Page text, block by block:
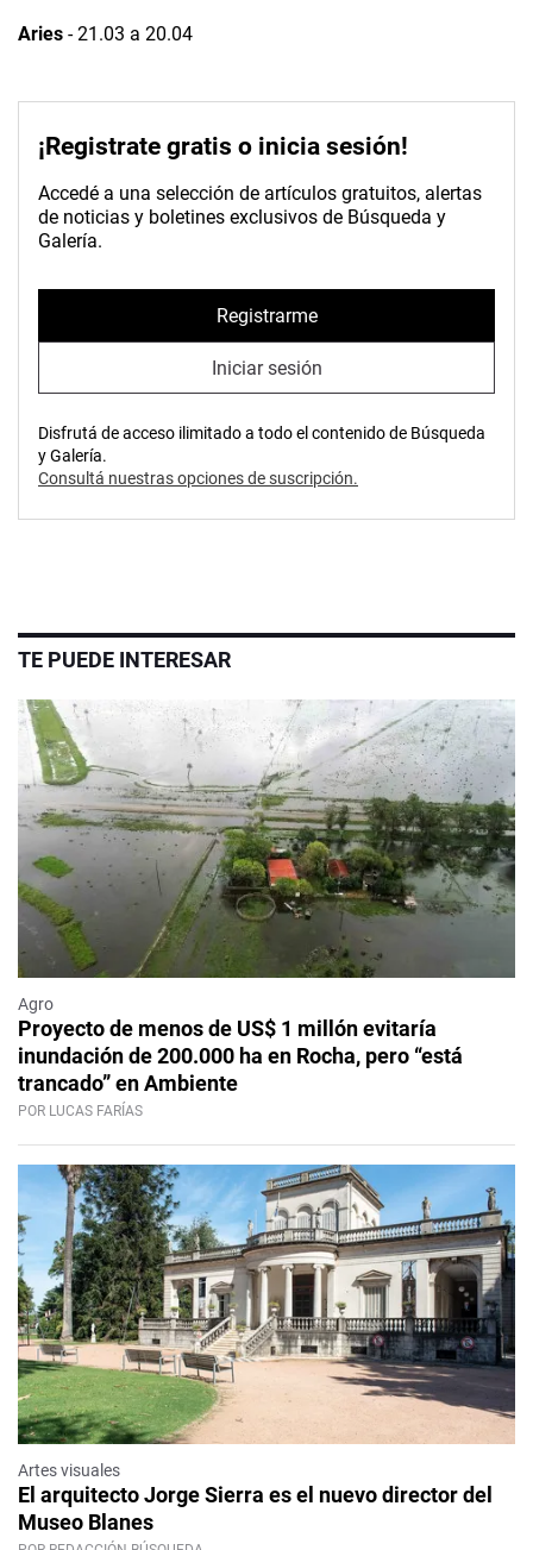
Aries -21.03 a 20.04
¡Registrate gratis o inicia sesión!
Accedé a una selección de artículos gratuitos, alertas
de noticias y boletines exclusivos de Búsqueda y
Galería.
Registrarme
Iniciar sesión
Disfrutá de acceso ilimitado a todo el contenido de Búsqueda
y Galería.
Consultá nuestras opciones de suscripción.
TE PUEDE INTERESAR
Agro
Proyecto de menos de US$ 1 millón evitaría
inundación de 200.000 ha en Rocha, pero “está
trancado” en Ambiente
POR LUCAS FARÍAS
Artes visuales
El arquitecto Jorge Sierra es el nuevo director del
Museo Blanes